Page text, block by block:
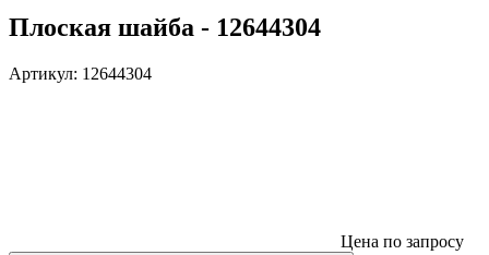
Плоская шайба - 12644304
Артикул: 12644304
Цена по запросу